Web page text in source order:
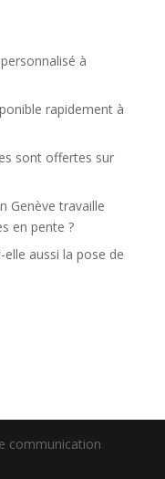
à
rapidement à
sont offertes sur
Genève travaille
en pente ?
elle aussi la pose de
communication